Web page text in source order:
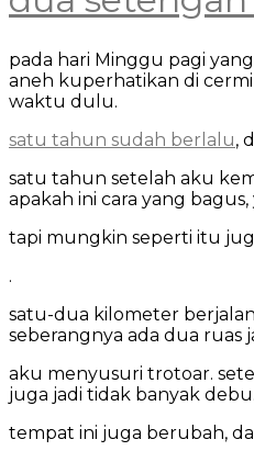
pada hari Minggu pagi
aneh kuperhatikan di
waktu dulu.
satu tahun sudah berlalu,
satu tahun setelah aku
apakah ini cara yang bagus,
tapi mungkin seperti itu
.
satu-dua kilometer
seberangnya ada dua ruas
aku menyusuri trotoar.
juga jadi tidak banyak debu.
tempat ini juga berubah,